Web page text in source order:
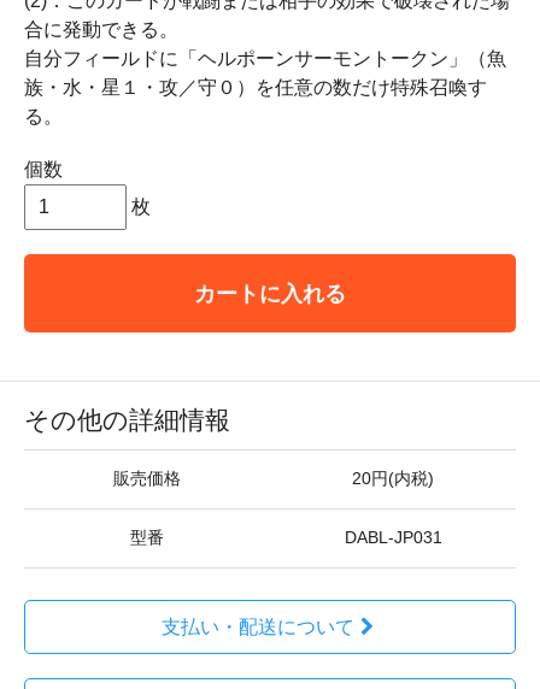
合に発動できる。
自分フィールドに「ヘルポーンサーモントークン」（魚
族・水・星１・攻／守０）を任意の数だけ特殊召喚す
る。
個数
枚
カートに入れる
その他の詳細情報
販売価格 20円(内税)
型番 DABL-JP031
支払い・配送について